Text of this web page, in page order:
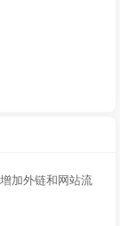
加外链和网站流